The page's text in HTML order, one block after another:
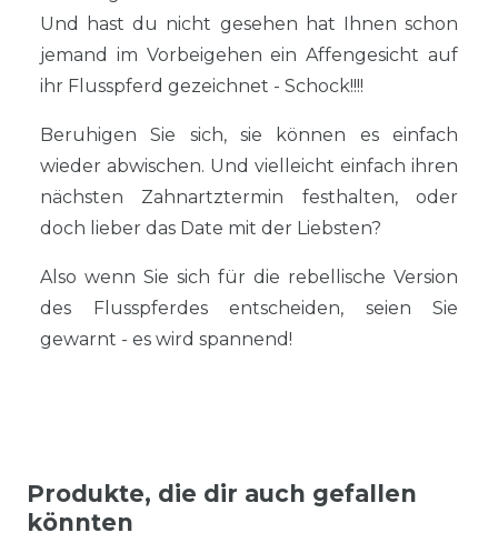
Und hast du nicht gesehen hat Ihnen schon
jemand im Vorbeigehen ein Affengesicht auf
ihr Flusspferd gezeichnet - Schock!!!!
Beruhigen Sie sich, sie können es einfach
wieder abwischen. Und vielleicht einfach ihren
nächsten Zahnartztermin festhalten, oder
doch lieber das Date mit der Liebsten?
Also wenn Sie sich für die rebellische Version
des Flusspferdes entscheiden, seien Sie
gewarnt - es wird spannend!
Produkte, die dir auch gefallen
könnten